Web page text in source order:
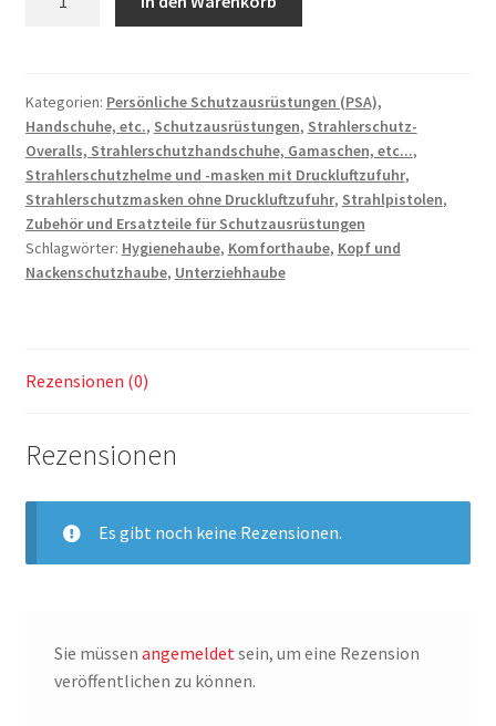
Menge
Kategorien: Persönliche Schutzausrüstungen (PSA),
Handschuhe, etc., Schutzausrüstungen, Strahlerschutz-
Overalls, Strahlerschutzhandschuhe, Gamaschen, etc...,
Strahlerschutzhelme und -masken mit Druckluftzufuhr,
Strahlerschutzmasken ohne Druckluftzufuhr, Strahlpistolen,
Zubehör und Ersatzteile für Schutzausrüstungen
Schlagwörter: Hygienehaube, Komforthaube, Kopf und
Nackenschutzhaube, Unterziehhaube
Rezensionen (0)
Rezensionen
Es gibt noch keine Rezensionen.
Sie müssen angemeldetsein, um eine Rezension
veröffentlichen zu können.